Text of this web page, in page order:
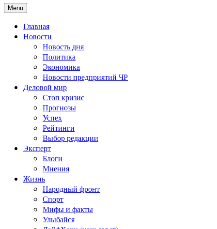
Menu
Главная
Новости
Новость дня
Политика
Экономика
Новости предприятий ЧР
Деловой мир
Стоп кризис
Прогнозы
Успех
Рейтинги
Выбор редакции
Эксперт
Блоги
Мнения
Жизнь
Народный фронт
Спорт
Мифы и факты
Улыбайся